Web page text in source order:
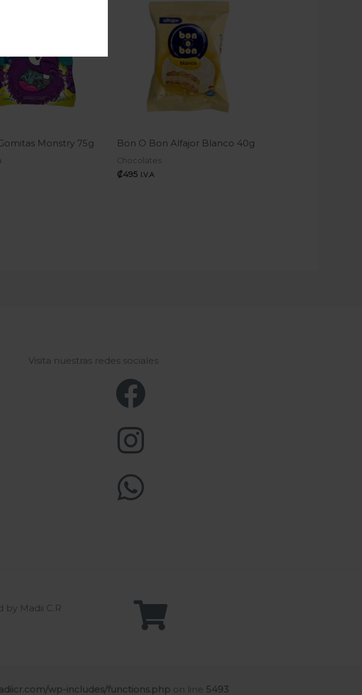
Monstry 75g Bon O Bon Alfajor Blanco 40g
Chocolates
₡495 I.V.A
Visita nuestras redes sociales
by Madii C.R
wp-includes/functions.php on line 5493